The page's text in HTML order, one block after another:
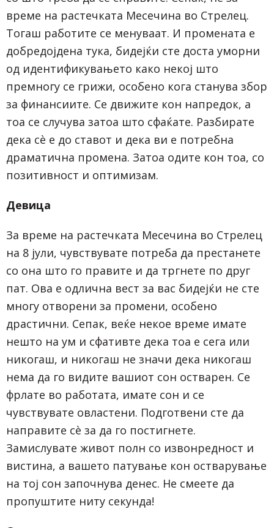
време на растечката Месечина во Стрелец.
Тогаш работите се менуваат. И промената е
добредојдена тука, бидејќи сте доста уморни
од идентификувањето како некој што
премногу се грижи, особено кога станува збор
за финансиите. Се движите кон напредок, а
тоа се случува затоа што сфаќате. Разбирате
дека сè е до ставот и дека ви е потребна
драматична промена. Затоа одите кон тоа, со
позитивност и оптимизам.
Девица
За време на растечката Месечина во Стрелец
на 8 јули, чувствувате потреба да престанете
со она што го правите и да тргнете по друг
пат. Ова е одлична вест за вас бидејќи не сте
многу отворени за промени, особено
драстични. Сепак, веќе некое време имате
нешто на ум и сфативте дека тоа е сега или
никогаш, и никогаш не значи дека никогаш
нема да го видите вашиот сон остварен. Се
фрлате во работата, имате сон и се
чувствувате овластени. Подготвени сте да
направите сè за да го постигнете.
Замислувате живот полн со извонредност и
вистина, а вашето патување кон остварување
на тој сон започнува денес. Не смеете да
пропуштите ниту секунда!